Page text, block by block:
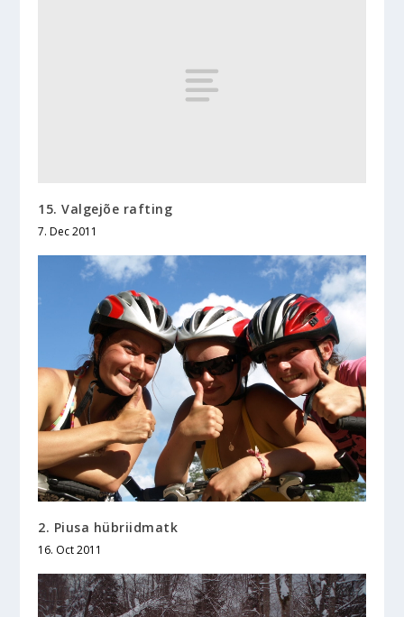
15. Valgejõe rafting
7. Dec 2011
2. Piusa hübriidmatk
16. Oct 2011